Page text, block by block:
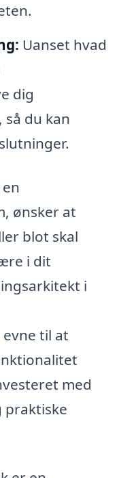
Uanset hvad
dig
du kan
ønsker at
blot skal
i dit
i
til at
med
praktiske